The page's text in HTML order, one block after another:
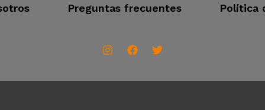
Preguntas frecuentes Política